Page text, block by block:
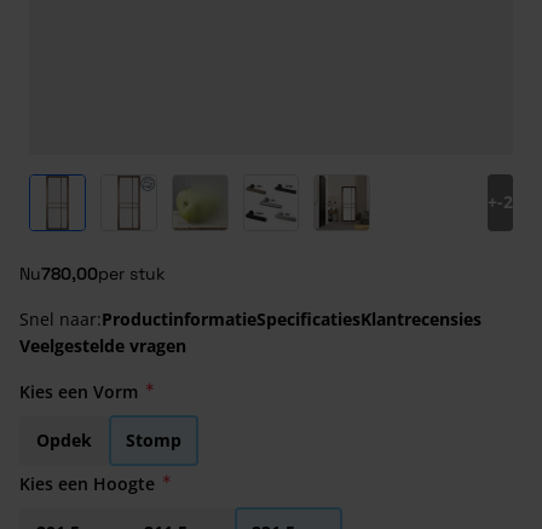
View larger imageView larger imageView larger image
View larger imageView larger image
+-2
Nu780,00per stuk
Snel naar:ProductinformatieSpecificatiesKlantrecensies
Veelgestelde vragen
Kies een Vorm
Opdek
Stomp
Kies een Hoogte